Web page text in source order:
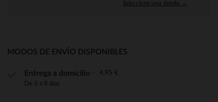
Seleccione una tienda →
MODOS DE ENVÍO DISPONIBLES
Entrega a domicilio 4,95 €
De 5 a 8 días